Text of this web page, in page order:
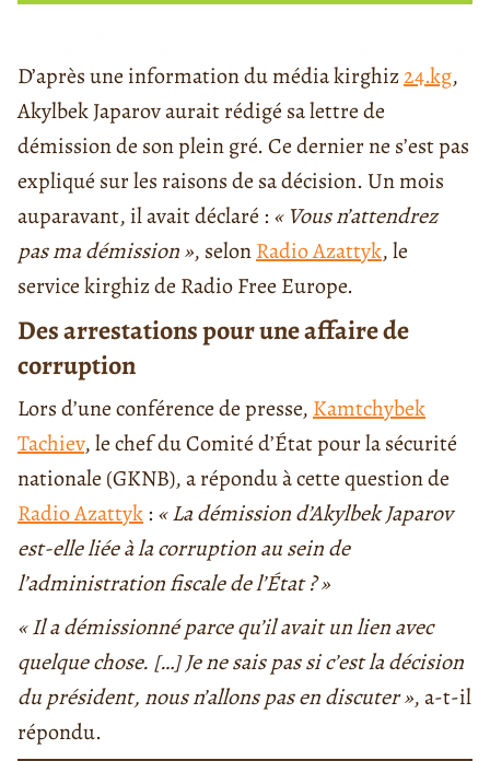
D’après une information du média kirghiz24.kg,
Akylbek Japarov aurait rédigé sa lettre de
démission de son plein gré. Ce dernier ne s’est pas
expliqué sur les raisons de sa décision. Un mois
auparavant, il avait déclaré : « Vous n’attendrez
pas ma démission », selonRadio Azattyk, le
service kirghiz de Radio Free Europe.
Des arrestations pour une affaire de
corruption
Lors d’une conférence de presse, Kamtchybek
Tachiev, le chef du Comité d’État pour la sécurité
nationale (GKNB), a répondu à cette question de
Radio Azattyk: « La démission d’Akylbek Japarov
est-elle liée à la corruption au sein de
l’administration fiscale de l’État ? »
« Il a démissionné parce qu’il avait un lien avec
quelque chose. […] Je ne sais pas si c’est la décision
du président, nous n’allons pas en discuter », a-t-il
répondu.